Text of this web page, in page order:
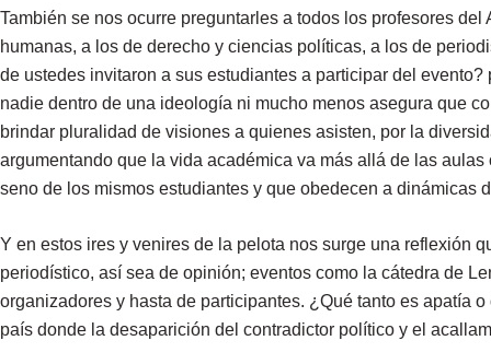
También se nos ocurre preguntarles a todos los profesores
humanas, a los de derecho y ciencias políticas, a los de
de ustedes invitaron a sus estudiantes a participar del
nadie dentro de una ideología ni mucho menos asegura que
brindar pluralidad de visiones a quienes asisten, por la
argumentando que la vida académica va más allá de las
seno de los mismos estudiantes y que obedecen a dinámicas
Y en estos ires y venires de la pelota nos surge una reflexión
periodístico, así sea de opinión; eventos como la cátedra de
organizadores y hasta de participantes. ¿Qué tanto es apatía
país donde la desaparición del contradictor político y el